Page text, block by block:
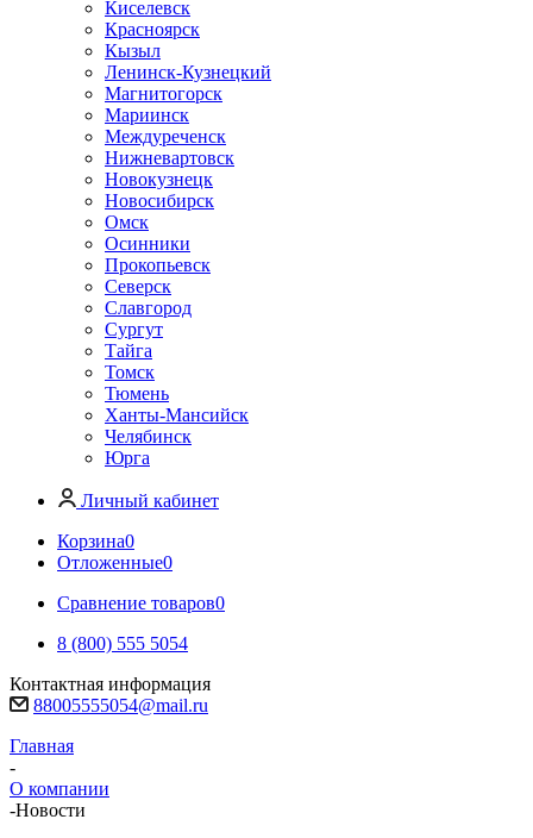
Киселевск
Красноярск
Кызыл
Ленинск-Кузнецкий
Магнитогорск
Мариинск
Междуреченск
Нижневартовск
Новокузнецк
Новосибирск
Омск
Осинники
Прокопьевск
Северск
Славгород
Сургут
Тайга
Томск
Тюмень
Ханты-Мансийск
Челябинск
Юрга
Личный кабинет
Корзина0
Отложенные0
Сравнение товаров0
8 (800) 555 5054
Контактная информация
88005555054@mail.ru
Главная
-
О компании
-Новости